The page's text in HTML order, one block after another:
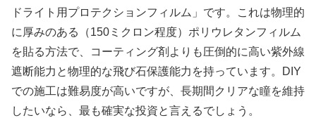
ドライト用プロテクションフィルム」です。これは物理的
に厚みのある（150ミクロン程度）ポリウレタンフィルム
を貼る方法で、コーティング剤よりも圧倒的に高い紫外線
遮断能力と物理的な飛び石保護能力を持っています。DIY
での施工は難易度が高いですが、長期間クリアな瞳を維持
したいなら、最も確実な投資と言えるでしょう。